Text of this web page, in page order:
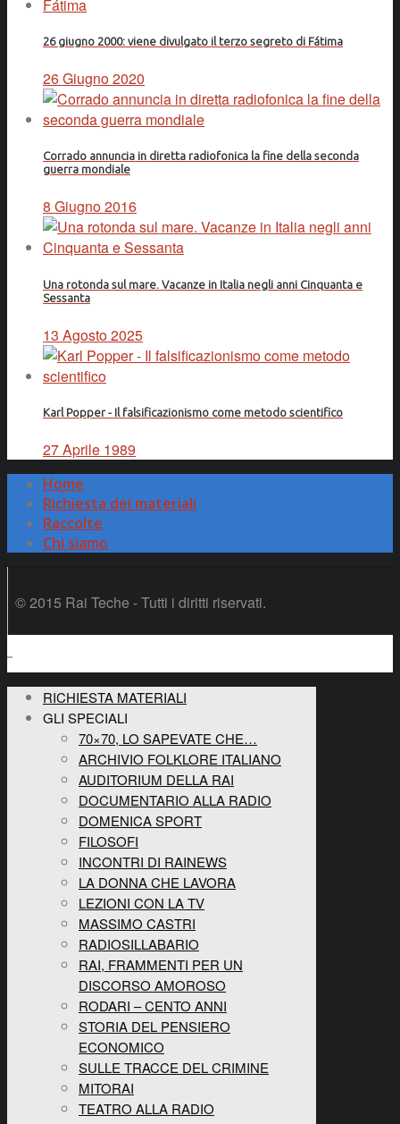
26 giugno 2000: viene divulgato il terzo segreto di Fátima
26 Giugno 2020
Corrado annuncia in diretta radiofonica la fine della seconda
guerra mondiale
8 Giugno 2016
Una rotonda sul mare. Vacanze in Italia negli anni Cinquanta e
Sessanta
13 Agosto 2025
Karl Popper - Il falsificazionismo come metodo scientifico
27 Aprile 1989
Home
Richiesta dei materiali
Raccolte
Chi siamo
© 2015 Rai Teche - Tutti i diritti riservati.
RICHIESTA MATERIALI
GLI SPECIALI
70×70, LO SAPEVATE CHE…
ARCHIVIO FOLKLORE ITALIANO
AUDITORIUM DELLA RAI
DOCUMENTARIO ALLA RADIO
DOMENICA SPORT
FILOSOFI
INCONTRI DI RAINEWS
LA DONNA CHE LAVORA
LEZIONI CON LA TV
MASSIMO CASTRI
RADIOSILLABARIO
RAI, FRAMMENTI PER UN
DISCORSO AMOROSO
RODARI – CENTO ANNI
STORIA DEL PENSIERO
ECONOMICO
SULLE TRACCE DEL CRIMINE
MITORAI
TEATRO ALLA RADIO